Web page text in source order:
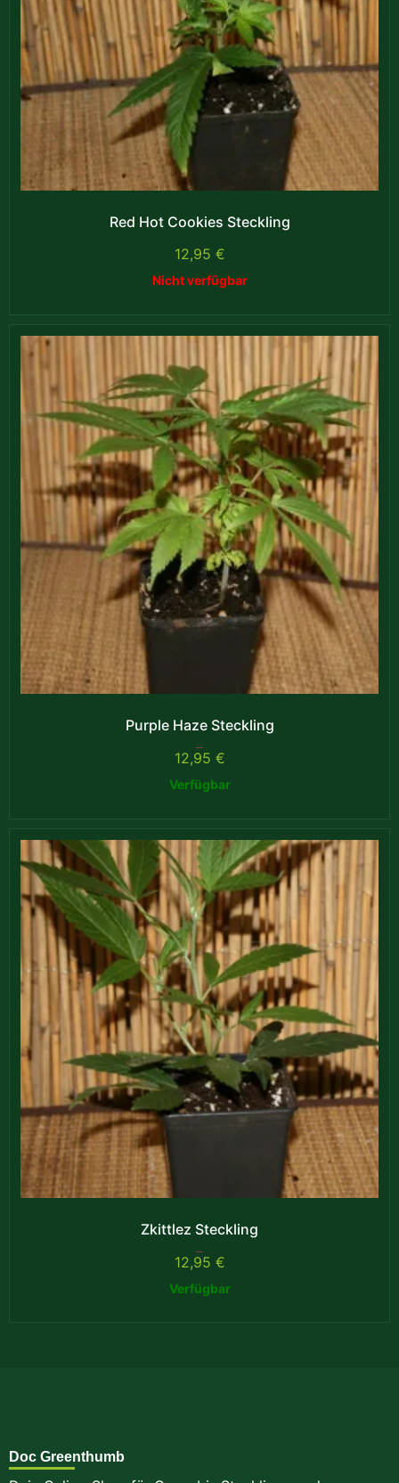
Red Hot Cookies Steckling
12,95 €
Nicht verfügbar
Purple Haze Steckling
12,95 €
Verfügbar
Zkittlez Steckling
12,95 €
Verfügbar
Doc Greenthumb